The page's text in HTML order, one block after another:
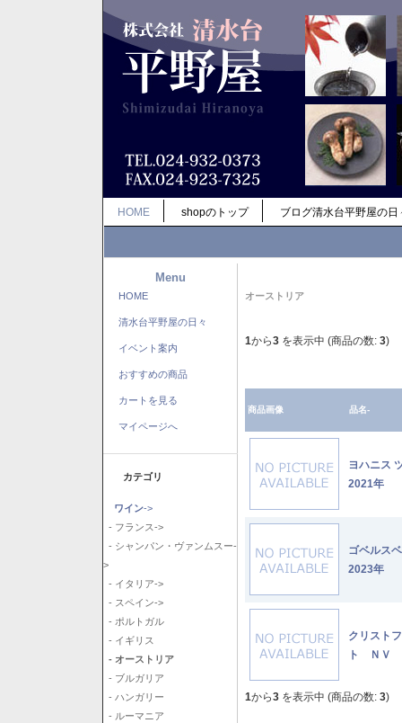
HOME shopのトップ ブログ清水台平野屋の日
Menu
HOME
清水台平野屋の日々
イベント案内
おすすめの商品
カートを見る
マイページへ
カテゴリ
ワイン->
- フランス->
- シャンパン・ヴァンムスー-
>
- イタリア->
- スペイン->
- ポルトガル
- イギリス
- オーストリア
- ブルガリア
- ハンガリー
- ルーマニア
オーストリア
1から3 を表示中 (商品の数: 3)
商品画像 品名-
ヨハニス
2021年
ゴベルス
2023年
クリスト
ト ＮＶ
1から3 を表示中 (商品の数: 3)